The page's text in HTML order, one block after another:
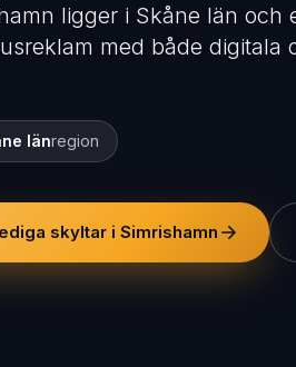
ligger i Skåne län och
med både digitala
länregion
skyltar i Simrishamn